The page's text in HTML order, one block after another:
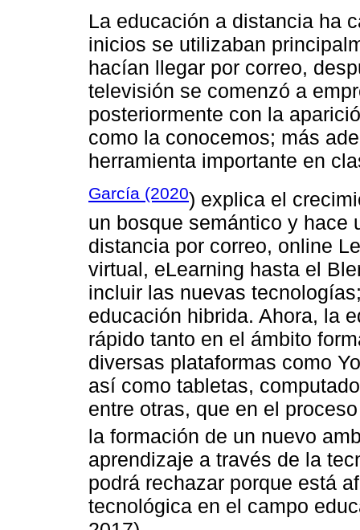
La educación a distancia ha
inicios se utilizaban
hacían llegar por correo,
televisión se comenzó a
posteriormente con la
como la conocemos; más
herramienta importante en
García (2020) explica el
un bosque semántico y hace
distancia por correo, online
virtual, eLearning hasta el
incluir las nuevas
educación hibrida. Ahora, la
rápido tanto en el ámbito
diversas plataformas como
así como tabletas,
entre otras, que en el
la formación de un nuevo
aprendizaje a través de la
podrá rechazar porque está
tecnológica en el campo